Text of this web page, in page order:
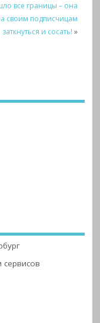
все границы – она
своим подписчицам
заткнуться и сосать! »